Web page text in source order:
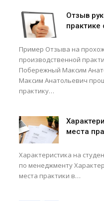
Отзыв
практике
Пример Отзыва на
производственной
Побережный Максим
Максим Анатольевич
практику…
места
Характеристика на
по менеджменту
места практики в…